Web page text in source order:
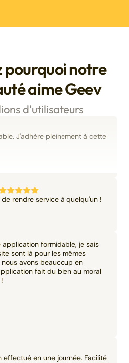
pourquoi notre
aime Geev
d'utilisateurs
J'adhère pleinement à cette
rendre service à quelqu'un !
application formidable, je sais
sont là pour les mêmes
avons beaucoup en
fait du bien au moral
effectué en une journée. Facilité